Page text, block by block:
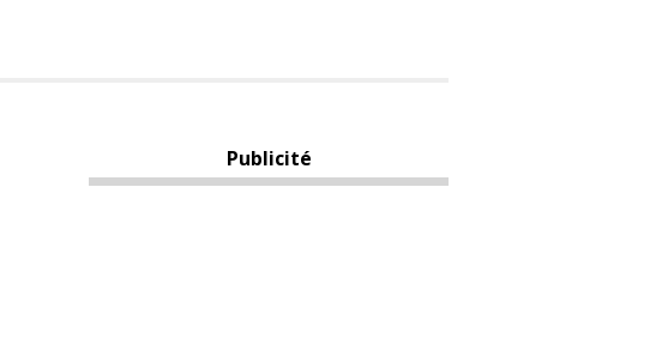
Publicité